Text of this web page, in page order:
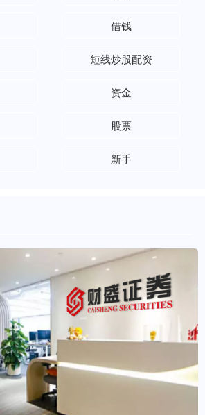
借钱
短线炒股配资
资金
股票
新手